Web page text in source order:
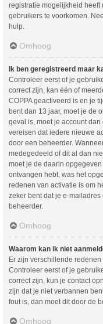
registratie mogelijkheid heeft
gebruikers te voorkomen.
hulp.
Omhoog
Ik ben geregistreerd maar
Controleer eerst of je
correct zijn, kan één of
COPPA geactiveerd is en je
bent dan 13 jaar, moet je de
geval is, moet je account
vereisen dat iedere nieuwe
door een beheerder.
medegedeeld of dit al dan
moet je de daarin
ontvangen hebt, was het
redenen van activatie is om
zeker bent dat je e-
beheerder.
Omhoog
Waarom kan ik niet
Er zijn verschillende
Controleer eerst of je
correct zijn, kun je contact
zijn dat je niet verbannen
fout is, dan moet dit door de
Omhoog